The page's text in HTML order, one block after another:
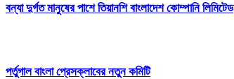
বন্যা দুর্গত মানুষের পাশে তিয়ানশি বাংলাদেশ কোম্পানি লিমিটেড
পর্তুগাল বাংলা প্রেসক্লাবের নতুন কমিটি